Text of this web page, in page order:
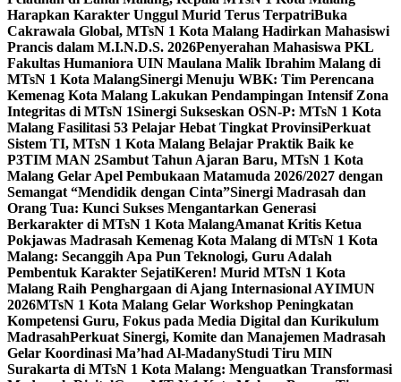
Harapkan Karakter Unggul Murid Terus TerpatriBuka
Cakrawala Global, MTsN 1 Kota Malang Hadirkan Mahasiswi
Prancis dalam M.I.N.D.S. 2026Penyerahan Mahasiswa PKL
Fakultas Humaniora UIN Maulana Malik Ibrahim Malang di
MTsN 1 Kota MalangSinergi Menuju WBK: Tim Perencana
Kemenag Kota Malang Lakukan Pendampingan Intensif Zona
Integritas di MTsN 1Sinergi Sukseskan OSN-P: MTsN 1 Kota
Malang Fasilitasi 53 Pelajar Hebat Tingkat ProvinsiPerkuat
Sistem TI, MTsN 1 Kota Malang Belajar Praktik Baik ke
P3TIM MAN 2Sambut Tahun Ajaran Baru, MTsN 1 Kota
Malang Gelar Apel Pembukaan Matamuda 2026/2027 dengan
Semangat “Mendidik dengan Cinta”Sinergi Madrasah dan
Orang Tua: Kunci Sukses Mengantarkan Generasi
Berkarakter di MTsN 1 Kota MalangAmanat Kritis Ketua
Pokjawas Madrasah Kemenag Kota Malang di MTsN 1 Kota
Malang: Secanggih Apa Pun Teknologi, Guru Adalah
Pembentuk Karakter SejatiKeren! Murid MTsN 1 Kota
Malang Raih Penghargaan di Ajang Internasional AYIMUN
2026MTsN 1 Kota Malang Gelar Workshop Peningkatan
Kompetensi Guru, Fokus pada Media Digital dan Kurikulum
MadrasahPerkuat Sinergi, Komite dan Manajemen Madrasah
Gelar Koordinasi Ma’had Al-MadanyStudi Tiru MIN
Surakarta di MTsN 1 Kota Malang: Menguatkan Transformasi